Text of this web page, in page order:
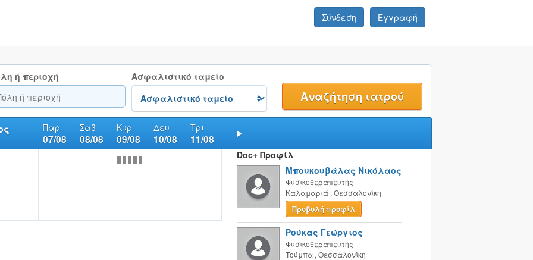
Σύνδεση Εγγραφή
ή περιοχή Ασφαλιστικό ταμείο
Παρ
07/08
Σαβ
08/08
Κυρ
09/08
Δευ
10/08
Τρι
11/08
Doc+ Προφίλ
Μπουκουβάλας Νικόλαος
Φυσικοθεραπευτής
Καλαμαριά , Θεσσαλονίκη
Προβολή προφίλ
Ρούκας Γεώργιος
Φυσικοθεραπευτής
Τούμπα , Θεσσαλονίκη